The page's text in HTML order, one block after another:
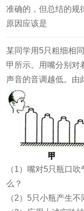
准确的，但总结的规
原因应该是
某同学用5只粗细相
甲所示。用嘴分别对
声音的音调越低。由
（1）嘴对5只瓶口
么？
（2）5只小瓶产生